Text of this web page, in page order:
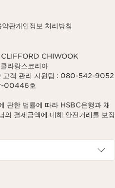
약관개인정보 처리방침
CLIFFORD CHIWOOK
라랑스코리아
고객 관리 지원팀 : 080-542-9052
-00446호
관한 법률에 따라 HSBC은행과 채
의 결제금액에 대해 안전거래를 보장